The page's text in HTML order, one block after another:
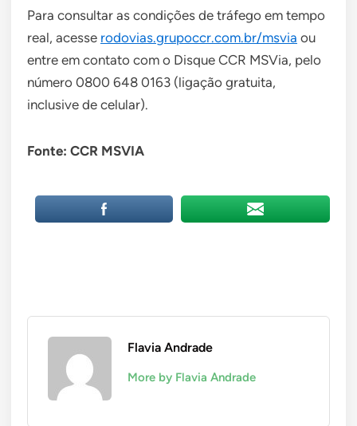
Para consultar as condições de tráfego em tempo
real, acesse rodovias.grupoccr.com.br/msvia ou
entre em contato com o Disque CCR MSVia, pelo
número 0800 648 0163 (ligação gratuita,
inclusive de celular).
Fonte: CCR MSVIA
Flavia Andrade
More by Flavia Andrade